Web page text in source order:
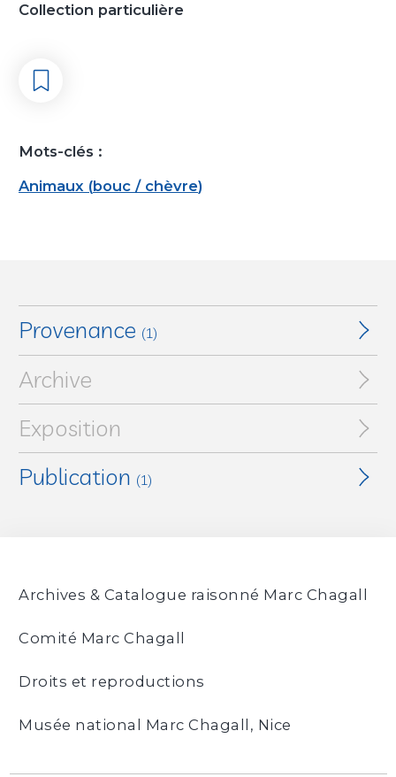
Collection particulière
Mots-clés :
Animaux (bouc / chèvre)
Provenance (1)
Collection particulière
Archive
Exposition
Publication (1)
Archives & Catalogue raisonné Marc Chagall
Comité Marc Chagall
Droits et reproductions
Musée national Marc Chagall, Nice